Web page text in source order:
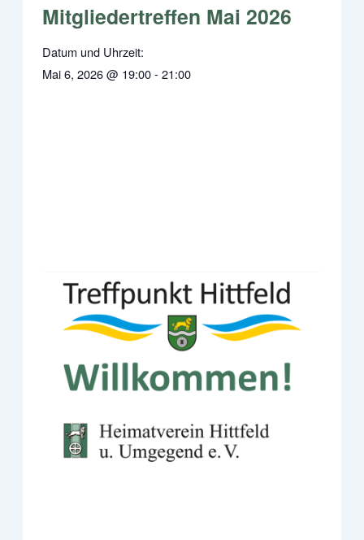
Mitgliedertreffen Mai 2026
Datum und Uhrzeit:
Mai 6, 2026 @ 19:00 -21:00